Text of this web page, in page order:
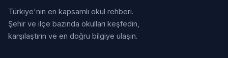
Türkiye'nin en kapsamlı okul rehberi.
Şehir ve ilçe bazında okulları keşfedin,
karşılaştırın ve en doğru bilgiye ulaşın.